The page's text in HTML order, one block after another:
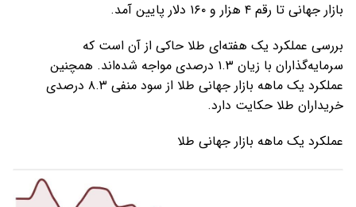
بازار جهانی تا رقم ۴ هزار و ۱۶۰ دلار پایین آمد.
بررسی عملکرد یک هفته‌ای طلا حاکی از آن است که
سرمایه‌گذاران با زیان ۱.۳ درصدی مواجه شده‌اند. همچنین
عملکرد یک ماهه بازار جهانی طلا از سود منفی ۸.۳ درصدی
خریداران طلا حکایت دارد.
عملکرد یک ماهه بازار جهانی طلا